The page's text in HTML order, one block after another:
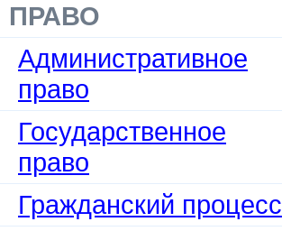
ПРАВО
Административное
право
Государственное
право
Гражданский процесс